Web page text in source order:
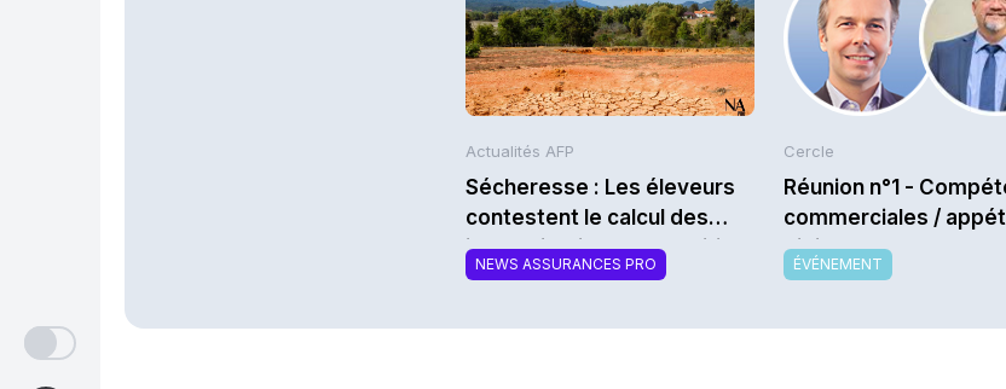
Actualités AFP
Sécheresse : Les éleveurs
contestent le calcul des
indemnisations des prairies
NEWS ASSURANCES PRO
Cercle
Réunion n°1 -
commerciales /
digitales : quels
vendeurs recherchent
ÉVÉNEMENT